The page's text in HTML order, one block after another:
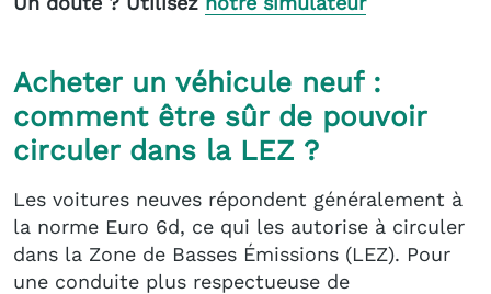
Acheter un véhicule neuf :
comment être sûr de pouvoir
circuler dans la LEZ ?
Les voitures neuves répondent généralement à
la norme Euro 6d, ce qui les autorise à circuler
dans la Zone de Basses Émissions (LEZ). Pour
une conduite plus respectueuse de